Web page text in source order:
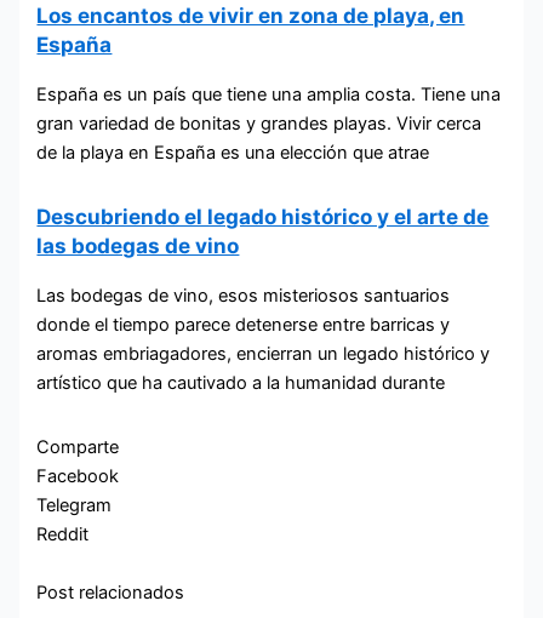
Los encantos de vivir en zona de playa, en
España
España es un país que tiene una amplia costa. Tiene una
gran variedad de bonitas y grandes playas. Vivir cerca
de la playa en España es una elección que atrae
Descubriendo el legado histórico y el arte de
las bodegas de vino
Las bodegas de vino, esos misteriosos santuarios
donde el tiempo parece detenerse entre barricas y
aromas embriagadores, encierran un legado histórico y
artístico que ha cautivado a la humanidad durante
Comparte
Facebook
Telegram
Reddit
Post relacionados